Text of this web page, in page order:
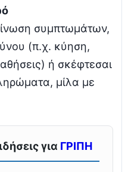
συμπτωμάτων,
(π.χ. κύηση,
ή σκέφτεσαι
μίλα με
για ΓΡΙΠΗ